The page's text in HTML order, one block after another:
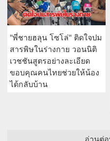
"พี่ชายฮลุน โซโล่" ติดใจปม
สารพิษในร่างกาย วอนนิติ
เวชชันสูตรอย่างละเอียด
ขอบคุณคนไทยช่วยให้น้อง
ได้กลับบ้าน